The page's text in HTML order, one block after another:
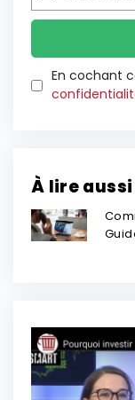
En cochant
À lire aussi